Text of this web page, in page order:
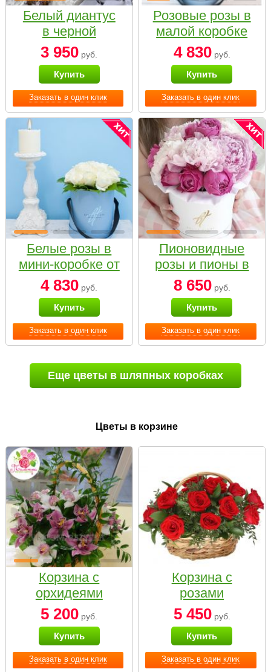
Заказать в один клик
Белый диантус
в черной
коробке Small
3 950 руб.
Купить
Заказать в один клик
Розовые розы в
малой коробке
4 830руб.
Купить
Заказать в один клик
Белые розы в
мини-коробке от
Bella Fiori
4 830 руб.
Купить
Заказать в один клик
Пионовидные
розы и пионы в
белой коробке
Small
8 650руб.
Купить
Еще цветы в шляпных коробках
Цветы в корзине
Заказать в один клик
Корзина с
орхидеями
малая
5 200 руб.
Купить
Заказать в один клик
Корзина с
розами
«Красный
Париж»
5 450руб.
Купить